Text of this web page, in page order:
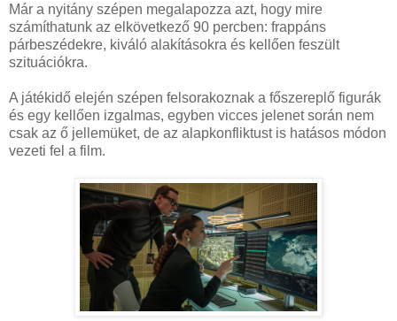
Már a nyitány szépen megalapozza azt, hogy mire
számíthatunk az elkövetkező 90 percben: frappáns
párbeszédekre, kiváló alakításokra és kellően feszült
szituációkra.
A játékidő elején szépen felsorakoznak a főszereplő figurák
és egy kellően izgalmas, egyben vicces jelenet során nem
csak az ő jellemüket, de az alapkonfliktust is hatásos módon
vezeti fel a film.